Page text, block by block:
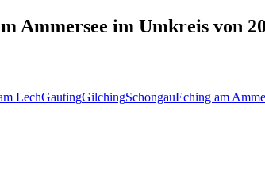
Ammersee im Umkreis von
LechGautingGilchingSchongauEching am